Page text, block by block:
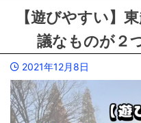
【遊びやすい】
議なものが２
2021年12月8日